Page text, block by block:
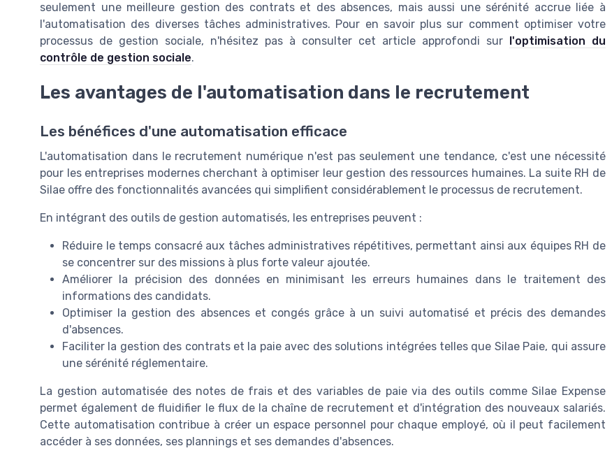
seulement une meilleure gestion des contrats et des absences, mais aussi une sérénité accrue liée à
l'automatisation des diverses tâches administratives. Pour en savoir plus sur comment optimiser votre
processus de gestion sociale, n'hésitez pas à consulter cet article approfondi sur l'optimisation du
contrôle de gestion sociale.
Les avantages de l'automatisation dans le recrutement
Les bénéfices d'une automatisation efficace
L'automatisation dans le recrutement numérique n'est pas seulement une tendance, c'est une nécessité
pour les entreprises modernes cherchant à optimiser leur gestion des ressources humaines. La suite RH de
Silae offre des fonctionnalités avancées qui simplifient considérablement le processus de recrutement.
En intégrant des outils de gestion automatisés, les entreprises peuvent :
Réduire le temps consacré aux tâches administratives répétitives, permettant ainsi aux équipes RH de
se concentrer sur des missions à plus forte valeur ajoutée.
Améliorer la précision des données en minimisant les erreurs humaines dans le traitement des
informations des candidats.
Optimiser la gestion des absences et congés grâce à un suivi automatisé et précis des demandes
d'absences.
Faciliter la gestion des contrats et la paie avec des solutions intégrées telles que Silae Paie, qui assure
une sérénité réglementaire.
La gestion automatisée des notes de frais et des variables de paie via des outils comme Silae Expense
permet également de fluidifier le flux de la chaîne de recrutement et d'intégration des nouveaux salariés.
Cette automatisation contribue à créer un espace personnel pour chaque employé, où il peut facilement
accéder à ses données, ses plannings et ses demandes d'absences.